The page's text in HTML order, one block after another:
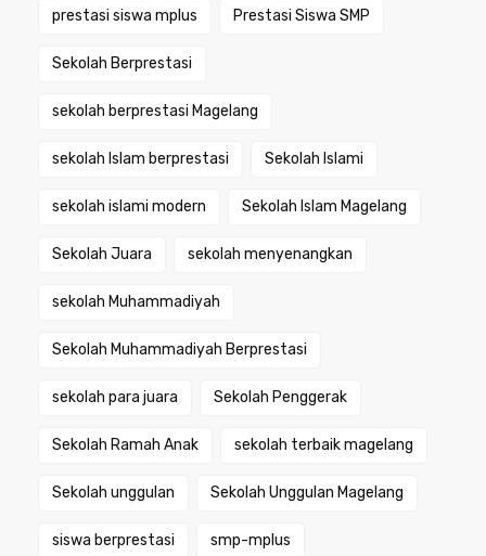
prestasi siswa mplus Prestasi Siswa SMP
Sekolah Berprestasi
sekolah berprestasi Magelang
sekolah Islam berprestasi Sekolah Islami
sekolah islami modern Sekolah Islam Magelang
Sekolah Juara sekolah menyenangkan
sekolah Muhammadiyah
Sekolah Muhammadiyah Berprestasi
sekolah para juara Sekolah Penggerak
Sekolah Ramah Anak sekolah terbaik magelang
Sekolah unggulan Sekolah Unggulan Magelang
siswa berprestasi smp-mplus